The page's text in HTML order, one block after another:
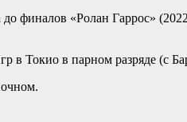
финалов «Ролан Гаррос»
в Токио в парном разряде (с